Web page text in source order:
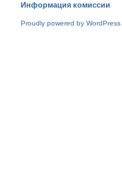
Информация комиссии
Proudly powered by WordPress